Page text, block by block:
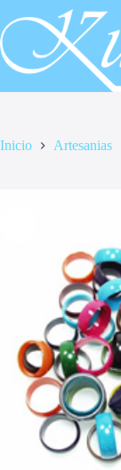
al
contenido
Inicio Artesanias